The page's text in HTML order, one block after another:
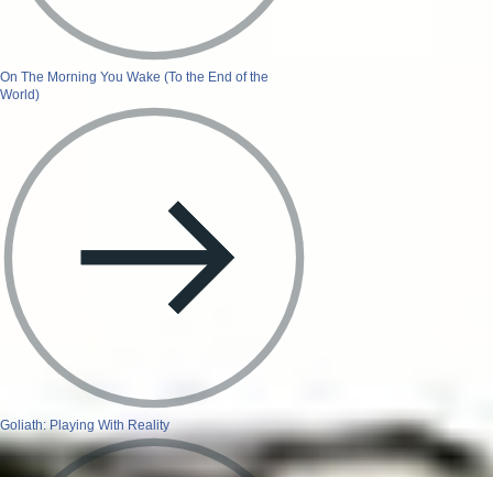
On The Morning You Wake (To the End of the
World)
Goliath: Playing With Reality